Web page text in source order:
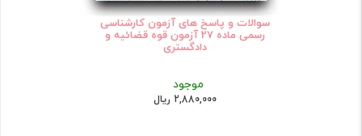
سوالات و پاسخ های آزمون کارشناسی
رسمی ماده 27 آزمون قوه قضائیه و
دادگستری
موجود
2,880,000 ریال